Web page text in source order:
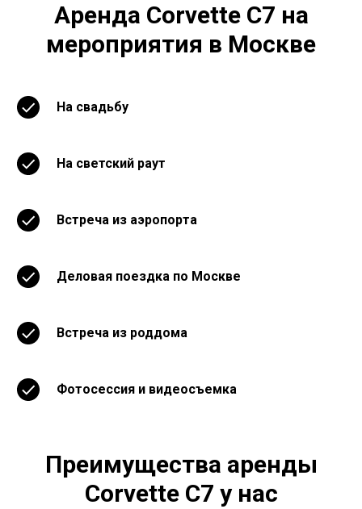
Аренда Corvette C7 на
мероприятия в Москве
На свадьбу
На светский раут
Встреча из аэропорта
Деловая поездка по Москве
Встреча из роддома
Фотосессия и видеосъемка
Преимущества аренды
Corvette C7 у нас